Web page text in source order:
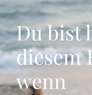
Du bist
diesem
wenn